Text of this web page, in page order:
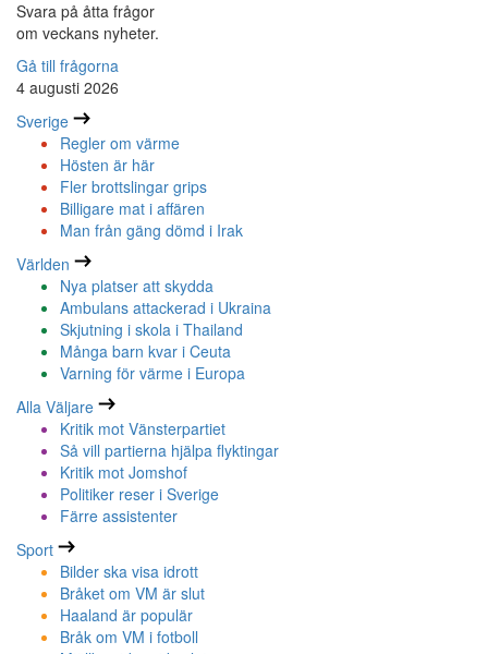
Svara på åtta frågor
om veckans nyheter.
Gå till frågorna
4 augusti 2026
Sverige
Regler om värme
Hösten är här
Fler brottslingar grips
Billigare mat i affären
Man från gäng dömd i Irak
Världen
Nya platser att skydda
Ambulans attackerad i Ukraina
Skjutning i skola i Thailand
Många barn kvar i Ceuta
Varning för värme i Europa
Alla Väljare
Kritik mot Vänsterpartiet
Så vill partierna hjälpa flyktingar
Kritik mot Jomshof
Politiker reser i Sverige
Färre assistenter
Sport
Bilder ska visa idrott
Bråket om VM är slut
Haaland är populär
Bråk om VM i fotboll